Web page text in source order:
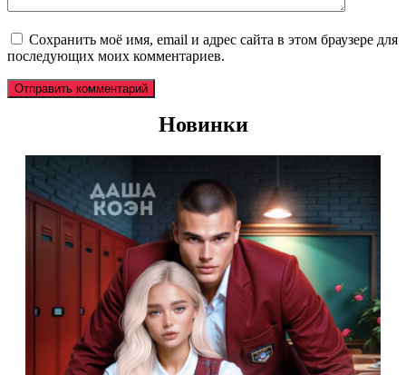
Сохранить моё имя, email и адрес сайта в этом браузере для
последующих моих комментариев.
Новинки